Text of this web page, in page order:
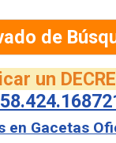
de
un
en Gacetas